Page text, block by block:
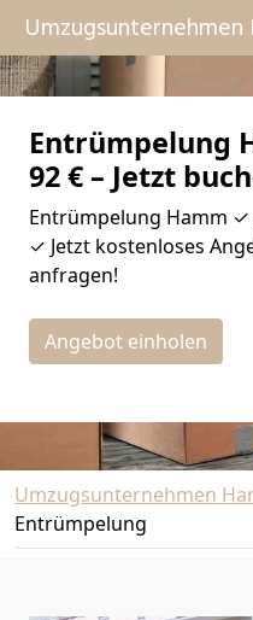
Umzugsunternehmen
Entrümpelung
92 € – Jetzt
Entrümpelung Hamm
✓ Jetzt kostenloses
anfragen!
Angebot einholen
Umzugsunternehmen
Entrümpelung